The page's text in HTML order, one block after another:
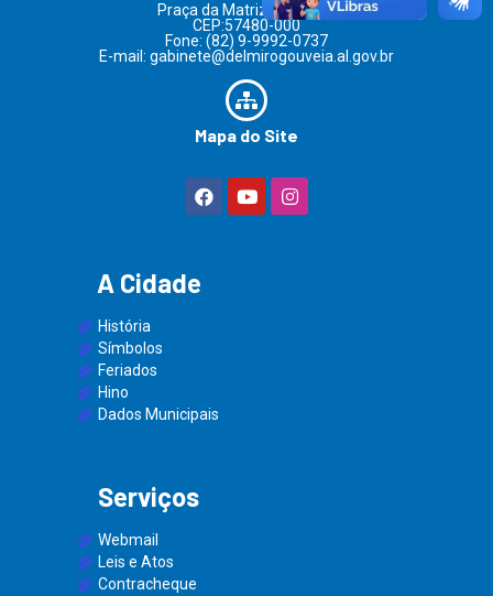
Praça da Matriz, 8, Centro
CEP:57480-000
Fone: (82) 9-9992-0737
E-mail: gabinete@delmirogouveia.al.gov.br
Mapa do Site
A Cidade
História
Símbolos
Feriados
Hino
Dados Municipais
Serviços
Webmail
Leis e Atos
Contracheque